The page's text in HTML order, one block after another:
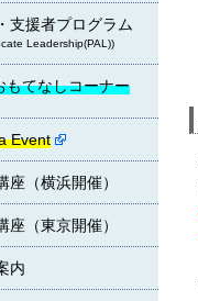
支援者プログラム
Leadership(PAL))
もてなしコーナー
Event
座（横浜開催）
座（東京開催）
内